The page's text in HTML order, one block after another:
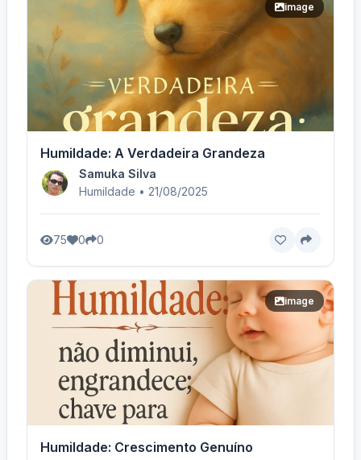
image
Humildade: A Verdadeira Grandeza
Samuka Silva
Humildade • 21/08/2025
75 0 0
image
Humildade: Crescimento Genuíno